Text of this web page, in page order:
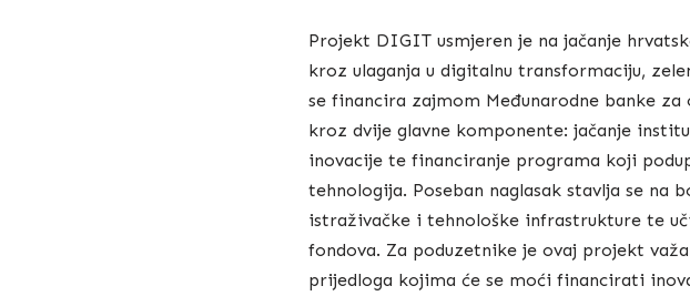
Projekt DIGIT usmjeren je na jačanje
kroz ulaganja u digitalnu transformaciju,
se financira zajmom Međunarodne banke
kroz dvije glavne komponente: jačanje
inovacije te financiranje programa koji
tehnologija. Poseban naglasak stavlja se na
istraživačke i tehnološke infrastrukture te
fondova. Za poduzetnike je ovaj projekt
prijedloga kojima će se moći financirati